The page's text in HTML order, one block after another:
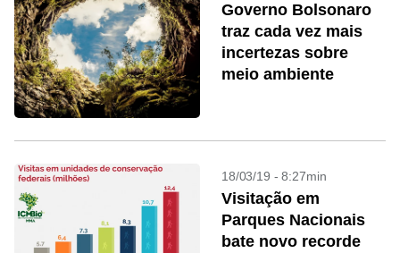
Governo Bolsonaro
traz cada vez mais
incertezas sobre
meio ambiente
18/03/19 - 8:27min
Visitação em
Parques Nacionais
bate novo recorde